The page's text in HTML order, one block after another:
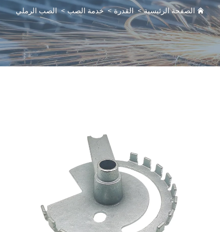
الرئيسية>القدرة>خدمة الصب>الصب الرملي